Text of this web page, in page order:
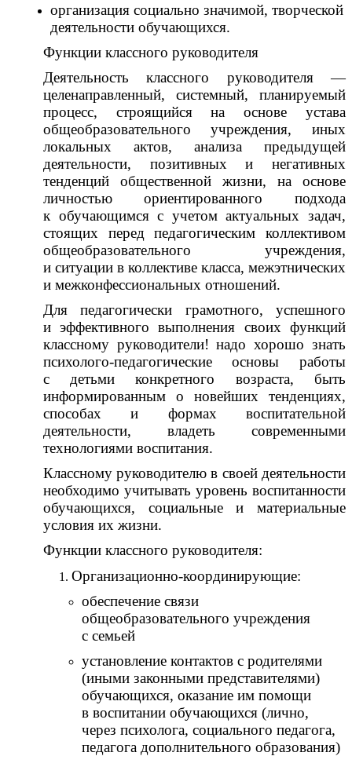
организация социально значимой, творческой
деятельности обучающихся.
Функции классного руководителя
Деятельность классного руководителя —
целенаправленный, системный, планируемый
процесс, строящийся на основе устава
общеобразовательного учреждения, иных
локальных актов, анализа предыдущей
деятельности, позитивных и негативных
тенденций общественной жизни, на основе
личностью ориентированного подхода
к обучающимся с учетом актуальных задач,
стоящих перед педагогическим коллективом
общеобразовательного учреждения,
и ситуации в коллективе класса, межэтнических
и межконфессиональных отношений.
Для педагогически грамотного, успешного
и эффективного выполнения своих функций
классному руководители! надо хорошо знать
психолого-педагогические основы работы
с детьми конкретного возраста, быть
информированным о новейших тенденциях,
способах и формах воспитательной
деятельности, владеть современными
технологиями воспитания.
Классному руководителю в своей деятельности
необходимо учитывать уровень воспитанности
обучающихся, социальные и материальные
условия их жизни.
Функции классного руководителя:
Организационно-координирующие:
обеспечение связи
общеобразовательного учреждения
с семьей
установление контактов с родителями
(иными законными представителями)
обучающихся, оказание им помощи
в воспитании обучающихся (лично,
через психолога, социального педагога,
педагога дополнительного образования)